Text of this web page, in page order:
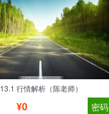
13.1 行情解析（陈老师）
¥0 密码